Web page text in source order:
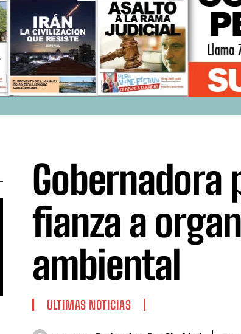
Gobernadora
fianza a
ambiental
ULTIMAS NOTICIAS